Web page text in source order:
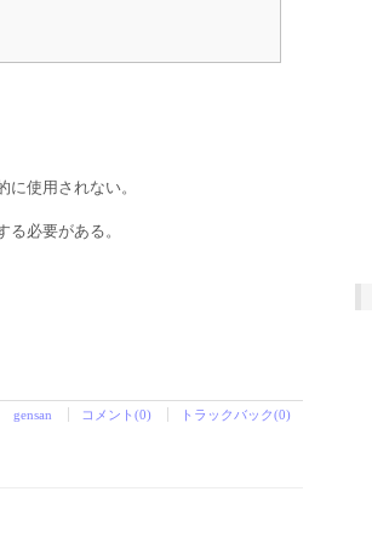
使用されない。
必要がある。
gensan コメント(0) トラックバック(0)